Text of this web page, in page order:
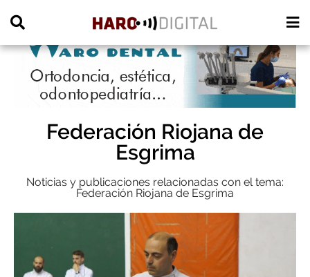
Federación Riojana de
Esgrima
Noticias y publicaciones relacionadas con el tema:
Federación Riojana de Esgrima